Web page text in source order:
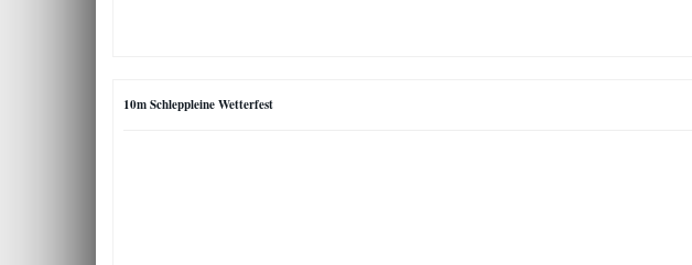
10m Schleppleine Wetterfest